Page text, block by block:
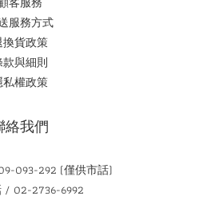
服務方式
換貨政策
款與細則
私權政策
絡我們
093-292 (僅供市話)
/ 02-2736-6992